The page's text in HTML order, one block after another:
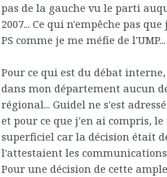
pas de la gauche vu le parti
2007... Ce qui n'empêche pas
PS comme je me méfie de l'UMP...
Pour ce qui est du débat
dans mon département aucun
régional... Guidel ne s'est
et pour ce que j'en ai compris,
superficiel car la décision était
l'attestaient les communications
Pour une décision de cette